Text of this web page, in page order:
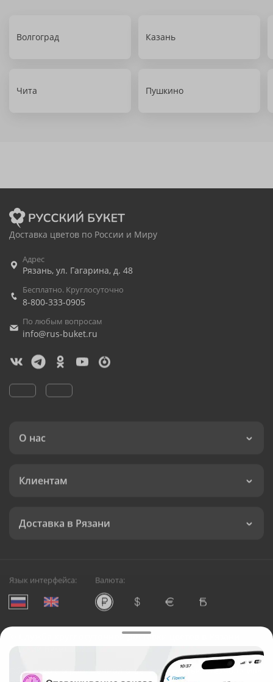
Волгоград Казань
Чита Пушкино
Доставка цветов по России и Миру
Адрес
Рязань, ул. Гагарина, д. 48
Бесплатно. Круглосуточно
8-800-333-0905
По любым вопросам
info@rus-buket.ru
О нас
Клиентам
Доставка в Рязани
Язык интерфейса: Валюта:
Служба круглосуточной доставки цветов в Рязани
Русский Букет, 2026
Общество с ограниченной ответственностью «Технология»